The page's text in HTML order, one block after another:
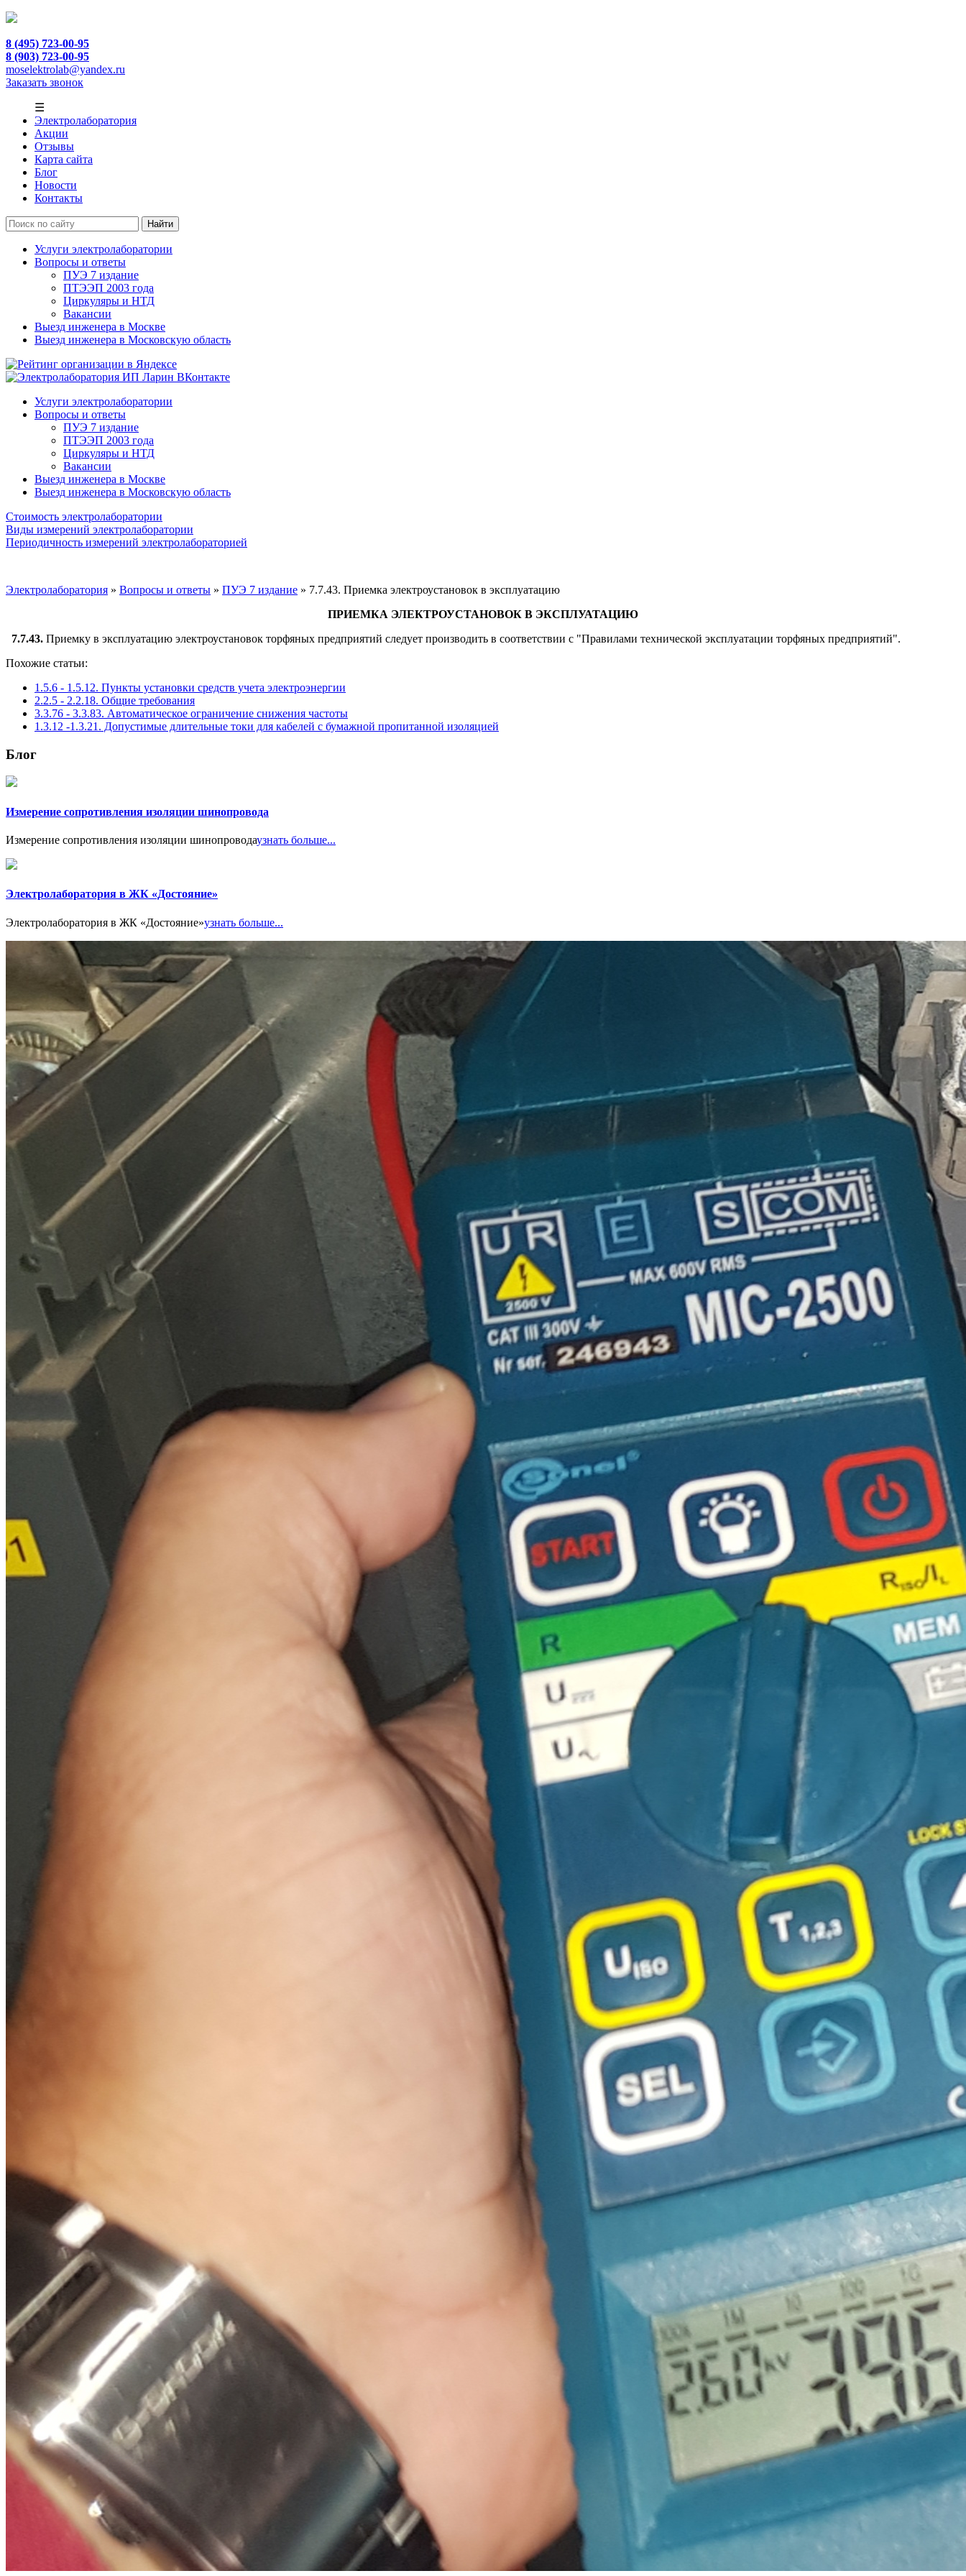
8 (495) 723-00-95
8 (903) 723-00-95
moselektrolab@yandex.ru
Заказать звонок
☰
Электролаборатория
Акции
Отзывы
Карта сайта
Блог
Новости
Контакты
Услуги электролаборатории
Вопросы и ответы
ПУЭ 7 издание
ПТЭЭП 2003 года
Циркуляры и НТД
Вакансии
Выезд инженера в Москве
Выезд инженера в Московскую область
Услуги электролаборатории
Вопросы и ответы
ПУЭ 7 издание
ПТЭЭП 2003 года
Циркуляры и НТД
Вакансии
Выезд инженера в Москве
Выезд инженера в Московскую область
Стоимость электролаборатории
Виды измерений электролаборатории
Периодичность измерений электролабораторией
Электролаборатория » Вопросы и ответы » ПУЭ 7 издание » 7.7.43. Приемка электроустановок в эксплуатацию
ПРИЕМКА ЭЛЕКТРОУСТАНОВОК В ЭКСПЛУАТАЦИЮ
7.7.43. Приемку в эксплуатацию электроустановок торфяных предприятий следует производить в соответствии с "Правилами технической эксплуатации торфяных предприятий".
Похожие статьи:
1.5.6 - 1.5.12. Пункты установки средств учета электроэнергии
2.2.5 - 2.2.18. Общие требования
3.3.76 - 3.3.83. Автоматическое ограничение снижения частоты
1.3.12 -1.3.21. Допустимые длительные токи для кабелей с бумажной пропитанной изоляцией
Блог
Измерение сопротивления изоляции шинопровода
Измерение сопротивления изоляции шинопроводаузнать больше...
Электролаборатория в ЖК «Достояние»
Электролаборатория в ЖК «Достояние»узнать больше...